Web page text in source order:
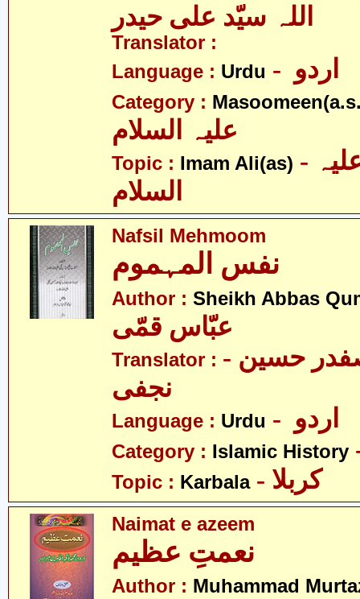
اللہ سیّد علی حیدر
Translator :
Language : Urdu
Category :
Topic : Imam Ali(as) - امام علی علیہ
السلام
Nafsil Mehmoom
نفس المہموم
Author : Sheikh Abbas
عبّاس قمّی
Translator : - علامہ سیّد صفدر حسین
نجفی
Language : Urdu
Category : Islamic History
Topic : Karbala - کربلا
Naimat e azeem
نعمتِ عظیم
Author : Muhammad